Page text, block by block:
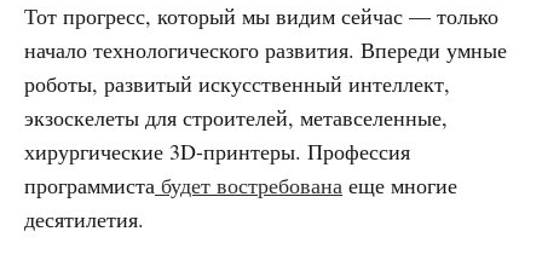
Тот прогресс, который мы видим сейчас — только
начало технологического развития. Впереди умные
роботы, развитый искусственный интеллект,
экзоскелеты для строителей, метавселенные,
хирургические 3D-принтеры. Профессия
программиста будет востребована еще многие
десятилетия.